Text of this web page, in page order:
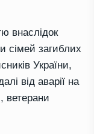
внаслідок
сімей загиблих
України,
від аварії на
ветерани